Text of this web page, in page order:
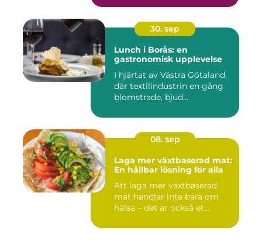
30. sep
Lunch i Borås: en
gastronomisk upplevelse
I hjärtat av Västra Götaland,
där textilindustrin en gång
blomstrade, bjud...
08. sep
Laga mer växtbaserad mat:
En hållbar lösning för alla
Att laga mer växtbaserad
mat handlar inte bara om
hälsa – det är också et...